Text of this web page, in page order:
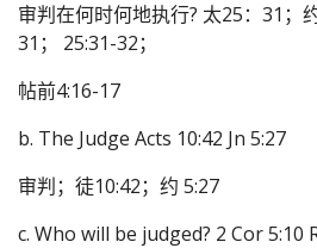
审判在何时何地执行? 太25：31；
31； 25:31-32；
帖前4:16-17
b. The Judge Acts 10:42 Jn 5:27
审判；徒10:42；约 5:27
c. Who will be judged? 2 Cor 5:10